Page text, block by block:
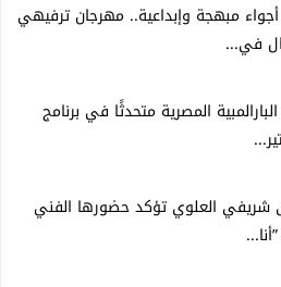
مبهجة وإبداعية.. مهرجان ترفيهي
في...
المصرية متحدثًا في برنامج
العلوي تؤكد حضورها الفني